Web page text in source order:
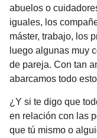
abuelos o
iguales, los
máster, trabajo, los
luego algunas muy
de pareja. Con tan
abarcamos todo
¿Y si te digo que
en relación con las
que tú mismo o